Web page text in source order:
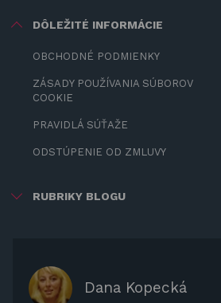
DÔLEŽITÉ INFORMÁCIE
OBCHODNÉ PODMIENKY
ZÁSADY POUŽÍVANIA SÚBOROV
COOKIE
PRAVIDLÁ SÚŤAŽE
ODSTÚPENIE OD ZMLUVY
RUBRIKY BLOGU
OCHRANNÉ KRYTY PRE
ZÁHRADNÝ NÁBYTOK
Dana Kopecká